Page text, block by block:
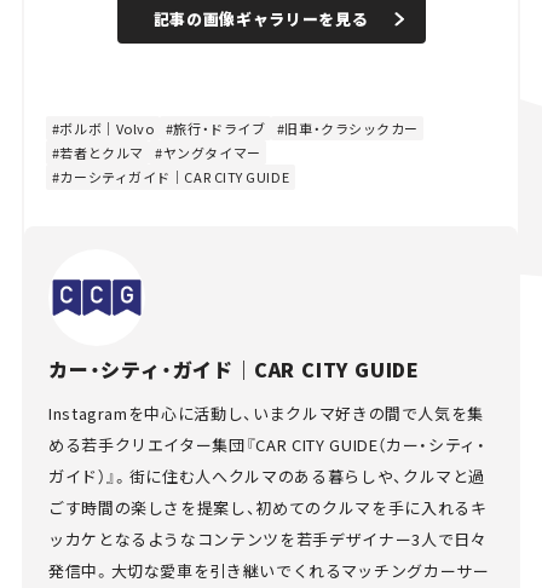
記事の画像ギャラリーを見る
ボルボ｜Volvo 旅行・ドライブ
旧車・クラシックカー
若者とクルマ
ヤングタイマー
カーシティガイド｜CAR CITY GUIDE
カー・シティ・ガイド｜CAR CITY GUIDE
Instagramを中心に活動し、いまクルマ好きの間で人気を集
める若手クリエイター集団『CAR CITY GUIDE（カー・シティ・
ガイド）』。街に住む人へクルマのある暮らしや、クルマと過
ごす時間の楽しさを提案し、初めてのクルマを手に入れるキ
ッカケとなるようなコンテンツを若手デザイナー3人で日々
発信中。大切な愛車を引き継いでくれるマッチングカーサー